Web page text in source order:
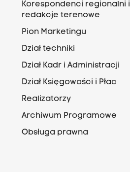
Korespondenci regionalni i
redakcje terenowe
Pion Marketingu
Dział techniki
Dział Kadr i Administracji
Dział Księgowości i Płac
Realizatorzy
Archiwum Programowe
Obsługa prawna